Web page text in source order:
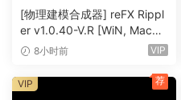
任何地方的音频组合
组合是一种清晰的工作流程，
部分。在Bitwig中，这适用于
换到排列器和启动器。甚至可
器
[物理建模合成器] reFX Rippl
er v1.0.40-V.R [WiN, MacO
SX]（55MB）
8小时前 VIP
VIP 荐